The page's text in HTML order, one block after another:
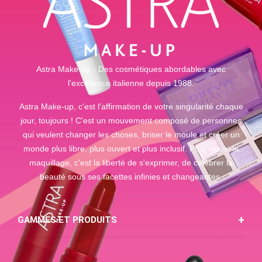
Astra Make-up - Des cosmétiques abordables avec
l'excellence italienne depuis 1988.
Astra Make-up, c'est l'affirmation de votre singularité chaque
jour, toujours ! C'est un mouvement composé de personnes
qui veulent changer les choses, briser le moule et créer un
monde plus libre, plus ouvert et plus inclusif. Pour nous, le
maquillage, c'est la liberté de s'exprimer, de célébrer la
beauté sous ses facettes infinies et changeantes.
GAMMES ET PRODUITS